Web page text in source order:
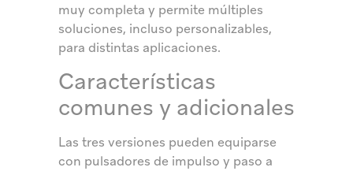
muy completa y permite múltiples
soluciones, incluso personalizables,
para distintas aplicaciones.
Características
comunes y adicionales
Las tres versiones pueden equiparse
con pulsadores de impulso y paso a